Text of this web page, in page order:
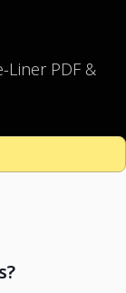
Liner PDF &